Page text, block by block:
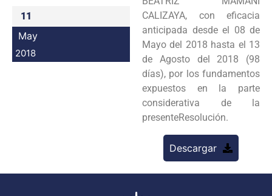
11
May
2018
CALIZAYA, con eficacia
anticipada desde el 08 de
Mayo del 2018 hasta el 13
de Agosto del 2018 (98
días), por los fundamentos
expuestos en la parte
considerativa de la
presenteResolución.
Descargar